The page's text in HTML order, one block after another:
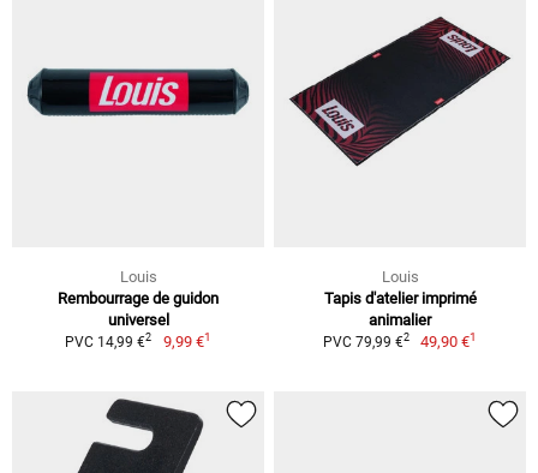
Louis
Rembourrage de guidon
universel
PVC 14,99 €2 9,99 €1
Louis
Tapis d'atelier imprimé
animalier
PVC 79,99 €2 49,90 €1